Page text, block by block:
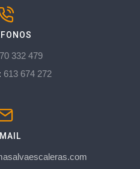
332 479
613 674 272